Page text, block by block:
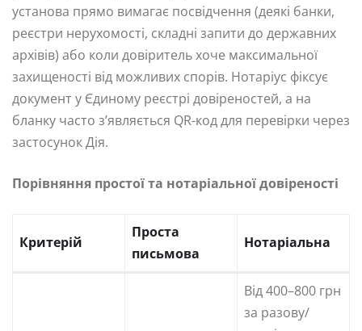
установа прямо вимагає посвідчення (деякі банки,
реєстри нерухомості, складні запити до державних
архівів) або коли довіритель хоче максимальної
захищеності від можливих спорів. Нотаріус фіксує
документ у Єдиному реєстрі довіреностей, а на
бланку часто з’являється QR-код для перевірки через
застосунок Дія.
Порівняння простої та нотаріальної довіреності
Критерій
Проста
письмова
Нотаріальна
Від 400–800 грн
за разову/